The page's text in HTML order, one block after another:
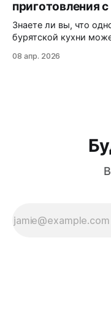
сталкиваются с
знакомстве с бурятской кухней.
узнаете:
приготовления
Знаете ли вы, что
бурятской кухни
Буузы (или позы, как
08 апр. 2026